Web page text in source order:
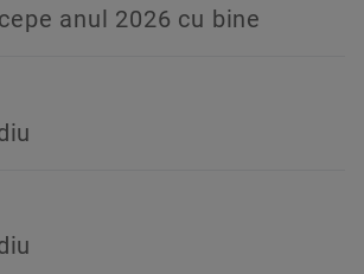
anul 2026 cu bine